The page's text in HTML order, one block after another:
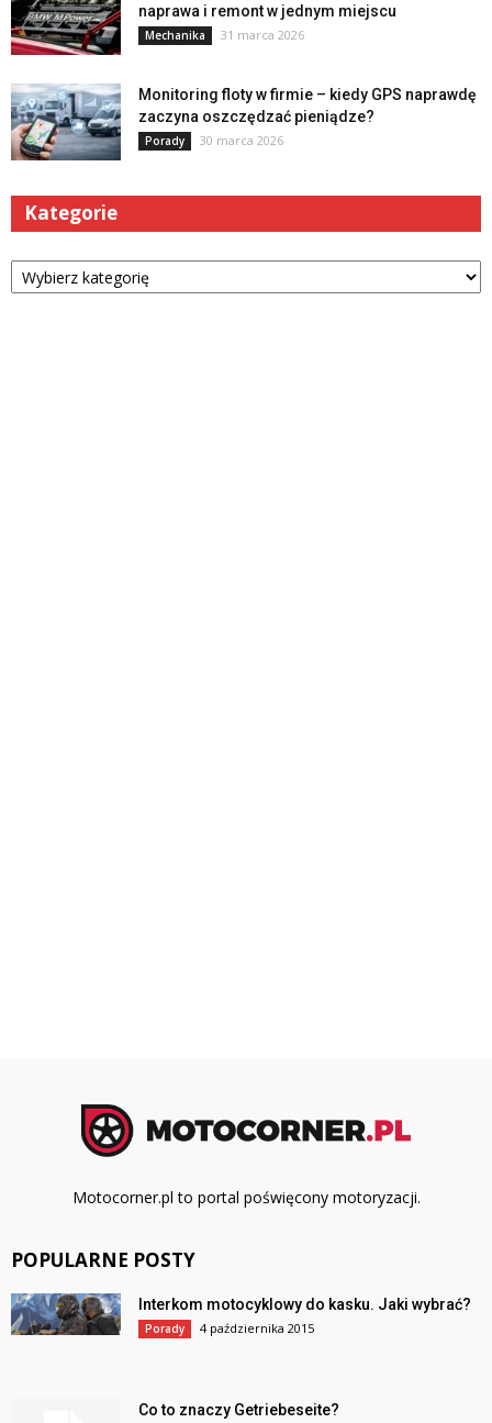
naprawa i remont w jednym miejscu
Mechanika 31 marca 2026
Monitoring floty w firmie – kiedy GPS naprawdę
zaczyna oszczędzać pieniądze?
Porady 30 marca 2026
Kategorie
Kategorie
Motocorner.pl to portal poświęcony motoryzacji.
POPULARNE POSTY
Interkom motocyklowy do kasku. Jaki wybrać?
Porady 4 października 2015
Co to znaczy Getriebeseite?